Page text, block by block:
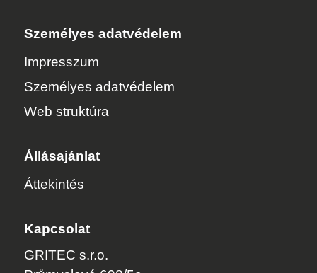
Személyes adatvédelem
Impresszum
Személyes adatvédelem
Web struktúra
Állásajánlat
Áttekintés
Kapcsolat
GRITEC s.r.o.